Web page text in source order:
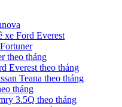
xe Ford Everest
theo tháng
Everest theo tháng
Teana theo tháng
tháng
3.5Q theo tháng